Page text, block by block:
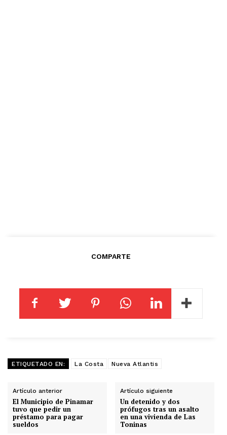
COMPARTE
ETIQUETADO EN: La Costa Nueva Atlantis
Artículo anterior
El Municipio de Pinamar
tuvo que pedir un
préstamo para pagar
sueldos
Artículo siguiente
Un detenido y dos
prófugos tras un asalto
en una vivienda de Las
Toninas